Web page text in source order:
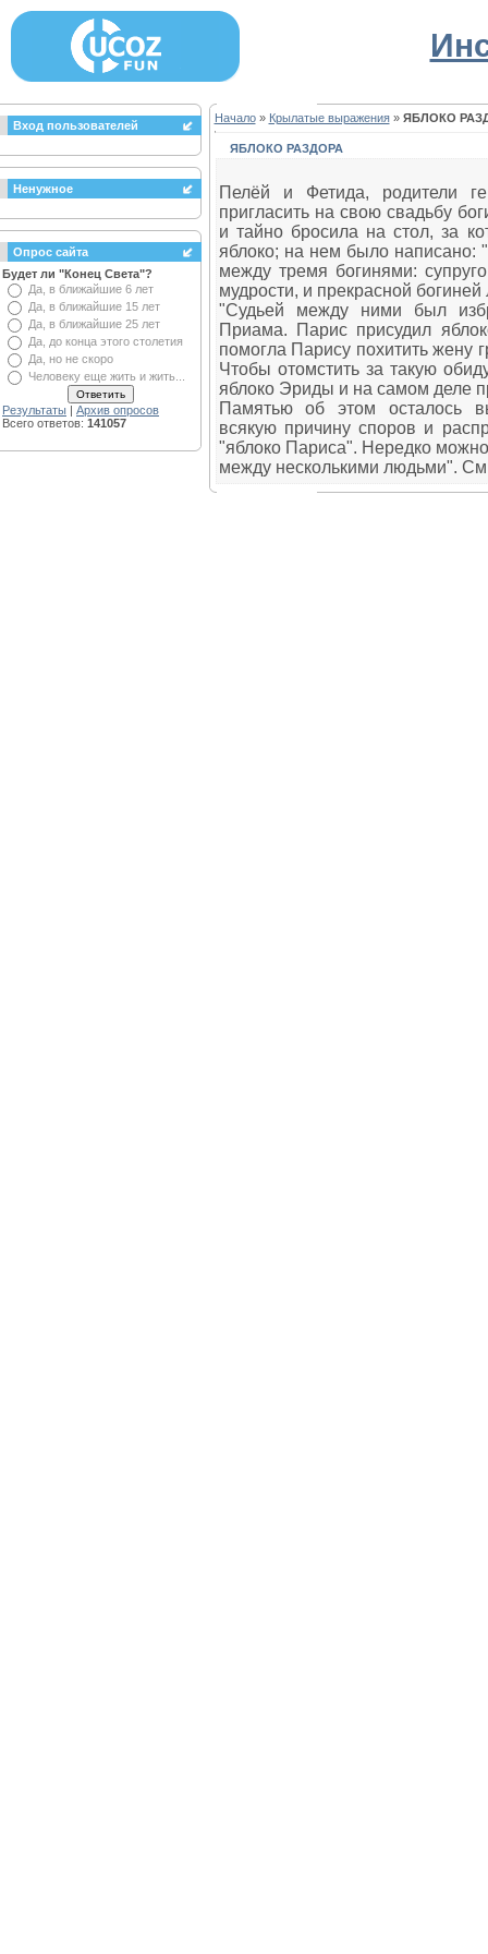
Вход пользователей
Ненужное
Опрос сайта
Будет ли "Конец Света"?
Да, в ближайшие 6 лет
Да, в ближайшие 15 лет
Да, в ближайшие 25 лет
Да, до конца этого столетия
Да, но не скоро
Человеку еще жить и жить...
Результаты | Архив опросов
Всего ответов: 141057
Начало» Крылатые выражения» ЯБЛОКО
ЯБЛОКО РАЗДОРА
Пелёй и Фетида, родители
пригласить на свою свадьбу
и тайно бросила на стол, за
яблоко; на нем было
между тремя богинями:
мудрости, и прекрасной
"Судьей между ними был
Приама. Парис присудил
помогла Парису похитить жену
Чтобы отомстить за такую
яблоко Эриды и на самом деле
Памятью об этом осталось
всякую причину споров и
"яблоко Париса". Нередко
между несколькими людьми".